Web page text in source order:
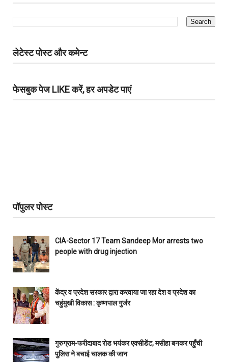
लेटेस्ट पोस्ट और कमेन्ट
फेसबुक पेज LIKE करें, हर अपडेट पाएं
पॉपुलर पोस्ट
CIA-Sector 17 Team Sandeep Mor arrests two
people with drug injection
केंद्र व प्रदेश सरकार द्वारा करवाया जा रहा देश व प्रदेश का
चहुंमुखी विकास : कृष्णपाल गुर्जर
गुरुग्राम-फरीदाबाद रोड भयंकर एक्सीडेंट, मसीहा बनकर पहुँची
पुलिस ने बचाई चालक की जान